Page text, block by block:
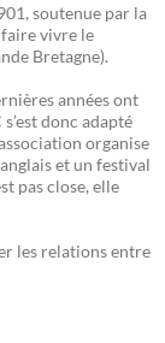
soutenue par la
faire vivre le
Bretagne).
années ont
donc adapté
organise
et un festival
pas close, elle
les relations entre